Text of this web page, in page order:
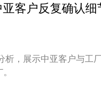
客户反复确认
析，展示中亚客户与工